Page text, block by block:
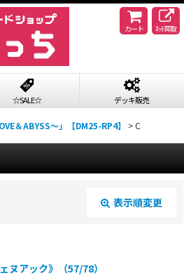
カート ﾈｯﾄ買取
☆SALE☆ デッキ販売
＆ABYSS〜」【DM25-RP4】 >C
表示順変更
閉じる
ヌアック》（57/78）